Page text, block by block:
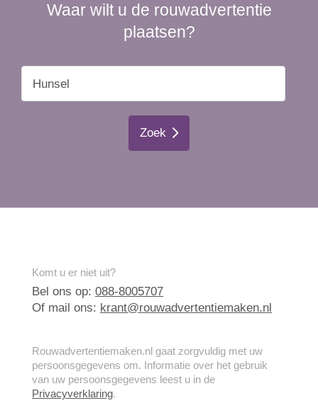
Waar wilt u de rouwadvertentie
plaatsen?
Zoek
Komt u er niet uit?
Bel ons op: 088-8005707
Of mail ons: krant@rouwadvertentiemaken.nl
Rouwadvertentiemaken.nl gaat zorgvuldig met uw
persoonsgegevens om. Informatie over het gebruik
van uw persoonsgegevens leest u in de
Privacyverklaring.